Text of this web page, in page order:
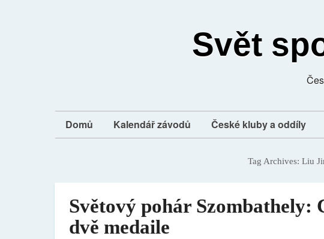
Svět
Domů Kalendář závodů České kluby a oddíly
Tag Archives:Liu
Světový pohár Szombathely:
dvě medaile